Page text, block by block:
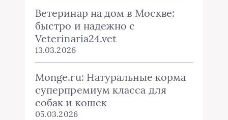
Ветеринар на дом в Москве:
быстро и надежно с
Veterinaria24.vet
13.03.2026
Monge.ru: Натуральные корма
суперпремиум класса для
собак и кошек
05.03.2026